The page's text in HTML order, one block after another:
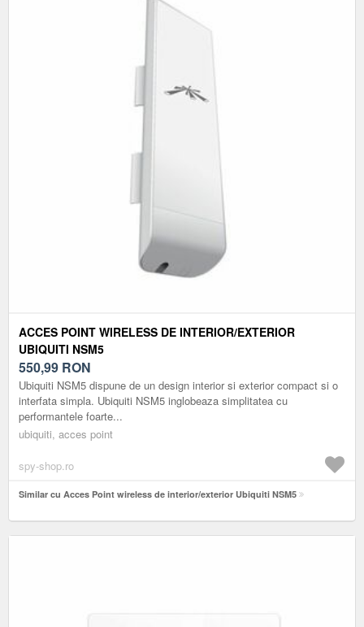
ACCES POINT WIRELESS DE INTERIOR/EXTERIOR
UBIQUITI NSM5
550,99 RON
Ubiquiti NSM5 dispune de un design interior si exterior compact si o
interfata simpla. Ubiquiti NSM5 inglobeaza simplitatea cu
performantele foarte...
ubiquiti, acces point
spy-shop.ro
Similar cu Acces Point wireless de interior/exterior Ubiquiti NSM5